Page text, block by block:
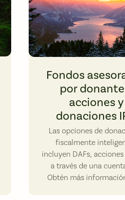
Fondos
por
acciones y
donaciones
Las opciones de
fiscalmente
incluyen DAFs, acciones
a través de una
Obtén más